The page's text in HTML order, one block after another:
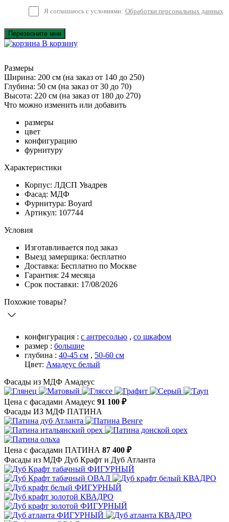
Я соглашаюсь с условиями: Обработки персональных данных
Перезвоните мне
В корзину
Размеры
Ширина: 200 см (на заказ от 140 до 250)
Глубина: 50 см (на заказ от 30 до 70)
Высота: 220 см (на заказ от 180 до 270)
Что можно изменить или добавить
размеры
цвет
конфигурацию
фурнитуру
Характеристики
Корпус: ЛДСП Увадрев
Фасад: МДФ
Фурнитура: Boyard
Артикул: 107744
Условия
Изготавливается под заказ
Выезд замерщика: бесплатно
Доставка: Бесплатно по Москве
Гарантия: 24 месяца
Срок поставки: 17/08/2026
Похожие товары?
конфигурация : с антресолью , со шкафом
размер : большие
глубина : 40-45 см , 50-60 см
Цвет: Амадеус белый
Фасады из МДФ Амадеус
Цена с фасадами Амадеус 91 100 ₽
Фасады ИЗ МДФ ПАТИНА
Цена с фасадами ПАТИНА 87 400 ₽
Фасады из МДФ Дуб Крафт и Дуб Атланта